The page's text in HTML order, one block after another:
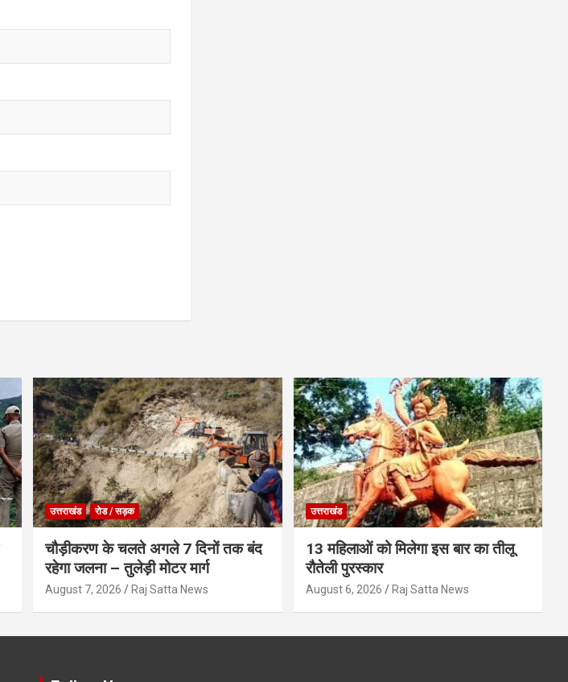
उत्तराखंड रोड / सड़क
चौड़ीकरण के चलते अगले 7 दिनों तक बंद
रहेगा जलना – तुलेड़ी मोटर मार्ग
August 7, 2026 Raj Satta News
उत्तराखंड
13 महिलाओं को मिलेगा इस बार का तीलू
रौतेली पुरस्कार
August 6, 2026 Raj Satta News